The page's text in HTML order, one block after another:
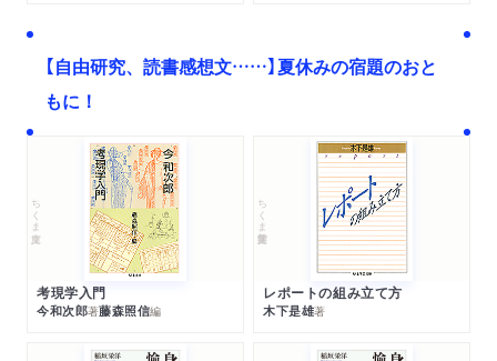
【自由研究、読書感想文……】夏休みの宿題のおと
もに！
ちくま文庫
考現学入門
今和次郎著藤森照信編
ちくま学芸文庫
レポートの組み立て方
木下是雄著